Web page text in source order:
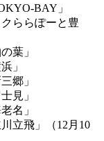
BAY」
ららぽーと豊
葉」
」
郷」
見」
名」
立飛」（12月10